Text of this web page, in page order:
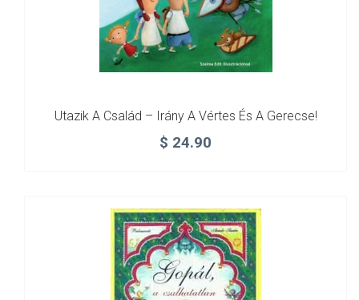
Utazik A Család – Irány A Vértes És A Gerecse!
$ 24.90